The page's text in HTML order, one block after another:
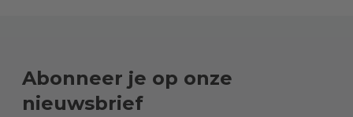
Abonneer je op onze
nieuwsbrief